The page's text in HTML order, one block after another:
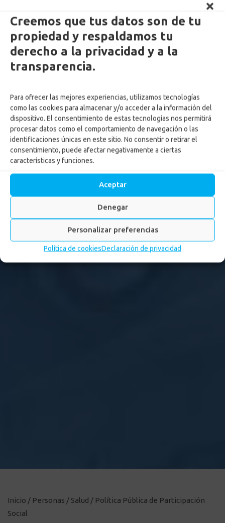
Creemos que tus datos son de tu
propiedad y respaldamos tu
derecho a la privacidad y a la
transparencia.
Para ofrecer las mejores experiencias, utilizamos tecnologías
como las cookies para almacenar y/o acceder a la información del
dispositivo. El consentimiento de estas tecnologías nos permitirá
procesar datos como el comportamiento de navegación o las
identificaciones únicas en este sitio. No consentir o retirar el
consentimiento, puede afectar negativamente a ciertas
características y funciones.
Aceptar
Denegar
Personalizar preferencias
Política de cookiesDeclaración de privacidad
Inicio / Personas / Salud / Política Pública de Participación
Social